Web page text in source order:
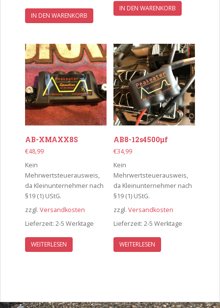
IN DEN WARENKORB
IN DEN WARENKORB
AB-XMAXX8S
€48,99
Kein
Mehrwertsteuerausweis,
da Kleinunternehmer nach
§19 (1) UStG.
zzgl. Versandkosten
Lieferzeit: 2-5 Werktage
WEITERLESEN
AB8-12s4500µf
€34,99
Kein
Mehrwertsteuerausweis,
da Kleinunternehmer nach
§19 (1) UStG.
zzgl. Versandkosten
Lieferzeit: 2-5 Werktage
WEITERLESEN